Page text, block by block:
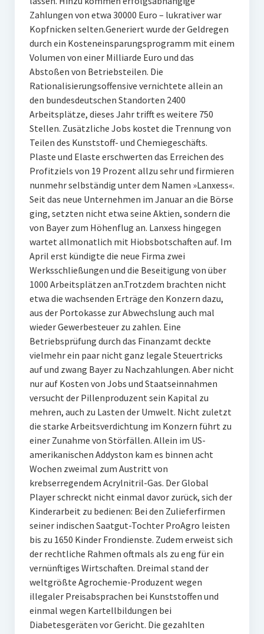
Zahlungen von etwa 30000 Euro – lukrativer war
Kopfnicken selten.Generiert wurde der Geldregen
durch ein Kosteneinsparungsprogramm mit einem
Volumen von einer Milliarde Euro und das
Abstoßen von Betriebsteilen. Die
Rationalisierungsoffensive vernichtete allein an
den bundesdeutschen Standorten 2400
Arbeitsplätze, dieses Jahr trifft es weitere 750
Stellen. Zusätzliche Jobs kostet die Trennung von
Teilen des Kunststoff- und Chemiegeschäfts.
Plaste und Elaste erschwerten das Erreichen des
Profitziels von 19 Prozent allzu sehr und firmieren
nunmehr selbständig unter dem Namen »Lanxess«.
Seit das neue Unternehmen im Januar an die Börse
ging, setzten nicht etwa seine Aktien, sondern die
von Bayer zum Höhenflug an. Lanxess hingegen
wartet allmonatlich mit Hiobsbotschaften auf. Im
April erst kündigte die neue Firma zwei
Werksschließungen und die Beseitigung von über
1000 Arbeitsplätzen an.Trotzdem brachten nicht
etwa die wachsenden Erträge den Konzern dazu,
aus der Portokasse zur Abwechslung auch mal
wieder Gewerbesteuer zu zahlen. Eine
Betriebsprüfung durch das Finanzamt deckte
vielmehr ein paar nicht ganz legale Steuertricks
auf und zwang Bayer zu Nachzahlungen. Aber nicht
nur auf Kosten von Jobs und Staatseinnahmen
versucht der Pillenproduzent sein Kapital zu
mehren, auch zu Lasten der Umwelt. Nicht zuletzt
die starke Arbeitsverdichtung im Konzern führt zu
einer Zunahme von Störfällen. Allein im US-
amerikanischen Addyston kam es binnen acht
Wochen zweimal zum Austritt von
krebserregendem Acrylnitril-Gas. Der Global
Player schreckt nicht einmal davor zurück, sich der
Kinderarbeit zu bedienen: Bei den Zulieferfirmen
seiner indischen Saatgut-Tochter ProAgro leisten
bis zu 1650 Kinder Frondienste. Zudem erweist sich
der rechtliche Rahmen oftmals als zu eng für ein
vernünftiges Wirtschaften. Dreimal stand der
weltgrößte Agrochemie-Produzent wegen
illegaler Preisabsprachen bei Kunststoffen und
einmal wegen Kartellbildungen bei
Diabetesgeräten vor Gericht. Die gezahlten